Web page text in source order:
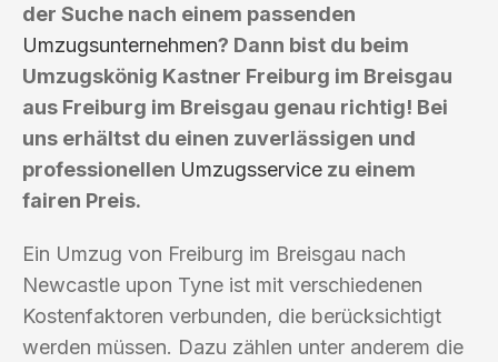
der Suche nach einem passenden
Umzugsunternehmen? Dann bist du beim
Umzugskönig Kastner Freiburg im Breisgau
aus Freiburg im Breisgau genau richtig! Bei
uns erhältst du einen zuverlässigen und
professionellen Umzugsservice zu einem
fairen Preis.
Ein Umzug von Freiburg im Breisgau nach
Newcastle upon Tyne ist mit verschiedenen
Kostenfaktoren verbunden, die berücksichtigt
werden müssen. Dazu zählen unter anderem die